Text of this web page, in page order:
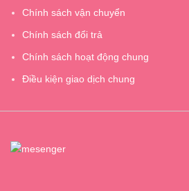
Chính sách vận chuyển
Chính sách đổi trả
Chính sách hoạt động chung
Điều kiện giao dịch chung